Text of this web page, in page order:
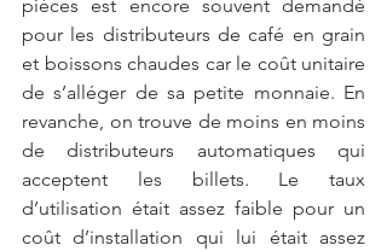
pièces est encore souvent demandé
pour les distributeurs de café en grain
et boissons chaudes car le coût unitaire
de s’alléger de sa petite monnaie. En
revanche, on trouve de moins en moins
de distributeurs automatiques qui
acceptent les billets. Le taux
d’utilisation était assez faible pour un
coût d’installation qui lui était assez